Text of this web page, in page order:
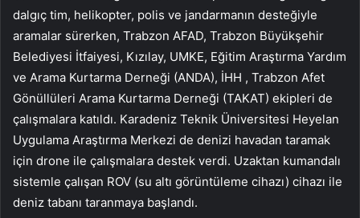
dalgıç tim, helikopter, polis ve jandarmanın desteğiyle
aramalar sürerken, Trabzon AFAD, Trabzon Büyükşehir
Belediyesi İtfaiyesi, Kızılay, UMKE, Eğitim Araştırma Yardım
ve Arama Kurtarma Derneği (ANDA), İHH , Trabzon Afet
Gönüllüleri Arama Kurtarma Derneği (TAKAT) ekipleri de
çalışmalara katıldı. Karadeniz Teknik Üniversitesi Heyelan
Uygulama Araştırma Merkezi de denizi havadan taramak
için drone ile çalışmalara destek verdi. Uzaktan kumandalı
sistemle çalışan ROV (su altı görüntüleme cihazı) cihazı ile
deniz tabanı taranmaya başlandı.